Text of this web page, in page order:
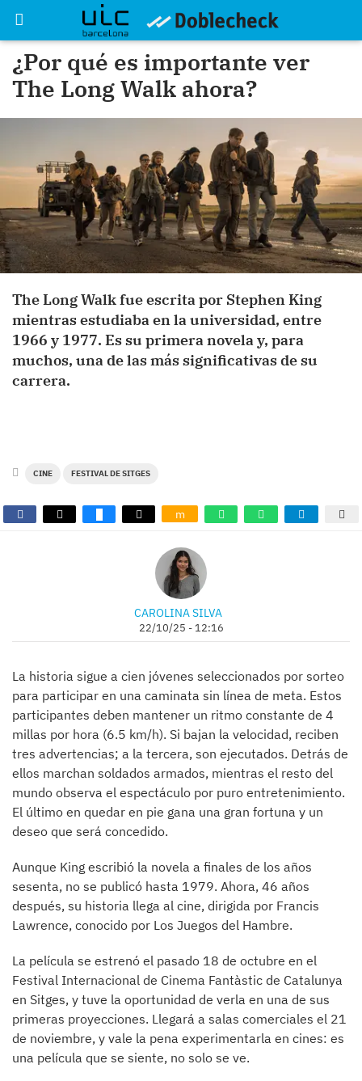
¿Por qué es importante ver
The Long Walk ahora?
The Long Walk fue escrita por Stephen King
mientras estudiaba en la universidad, entre
1966 y 1977. Es su primera novela y, para
muchos, una de las más significativas de su
carrera.
CINE FESTIVAL DE SITGES
m
CAROLINA SILVA
22/10/25 - 12:16
La historia sigue a cien jóvenes seleccionados por sorteo
para participar en una caminata sin línea de meta. Estos
participantes deben mantener un ritmo constante de 4
millas por hora (6.5 km/h). Si bajan la velocidad, reciben
tres advertencias; a la tercera, son ejecutados. Detrás de
ellos marchan soldados armados, mientras el resto del
mundo observa el espectáculo por puro entretenimiento.
El último en quedar en pie gana una gran fortuna y un
deseo que será concedido.
Aunque King escribió la novela a finales de los años
sesenta, no se publicó hasta 1979. Ahora, 46 años
después, su historia llega al cine, dirigida por Francis
Lawrence, conocido por Los Juegos del Hambre.
La película se estrenó el pasado 18 de octubre en el
Festival Internacional de Cinema Fantàstic de Catalunya
en Sitges, y tuve la oportunidad de verla en una de sus
primeras proyecciones. Llegará a salas comerciales el 21
de noviembre, y vale la pena experimentarla en cines: es
una película que se siente, no solo se ve.